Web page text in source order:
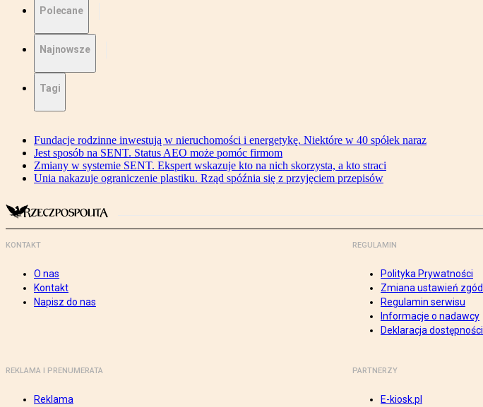
Polecane
Najnowsze
Tagi
Fundacje rodzinne inwestują w nieruchomości i energetykę. Niektóre w 40 spółek naraz
Jest sposób na SENT. Status AEO może pomóc firmom
Zmiany w systemie SENT. Ekspert wskazuje kto na nich skorzysta, a kto straci
Unia nakazuje ograniczenie plastiku. Rząd spóźnia się z przyjęciem przepisów
KONTAKT
O nas
Kontakt
Napisz do nas
REGULAMIN
Polityka Prywatności
Zmiana ustawień zgód
Regulamin serwisu
Informacje o nadawcy
Deklaracja dostępności
REKLAMA I PRENUMERATA
Reklama
PARTNERZY
E-kiosk.pl